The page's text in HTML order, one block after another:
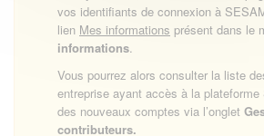
vos identifiants de connexion à
lien Mes informations présent dans le
informations.
Vous pourrez alors consulter la liste
entreprise ayant accès à la
des nouveaux comptes via l’onglet
contributeurs.